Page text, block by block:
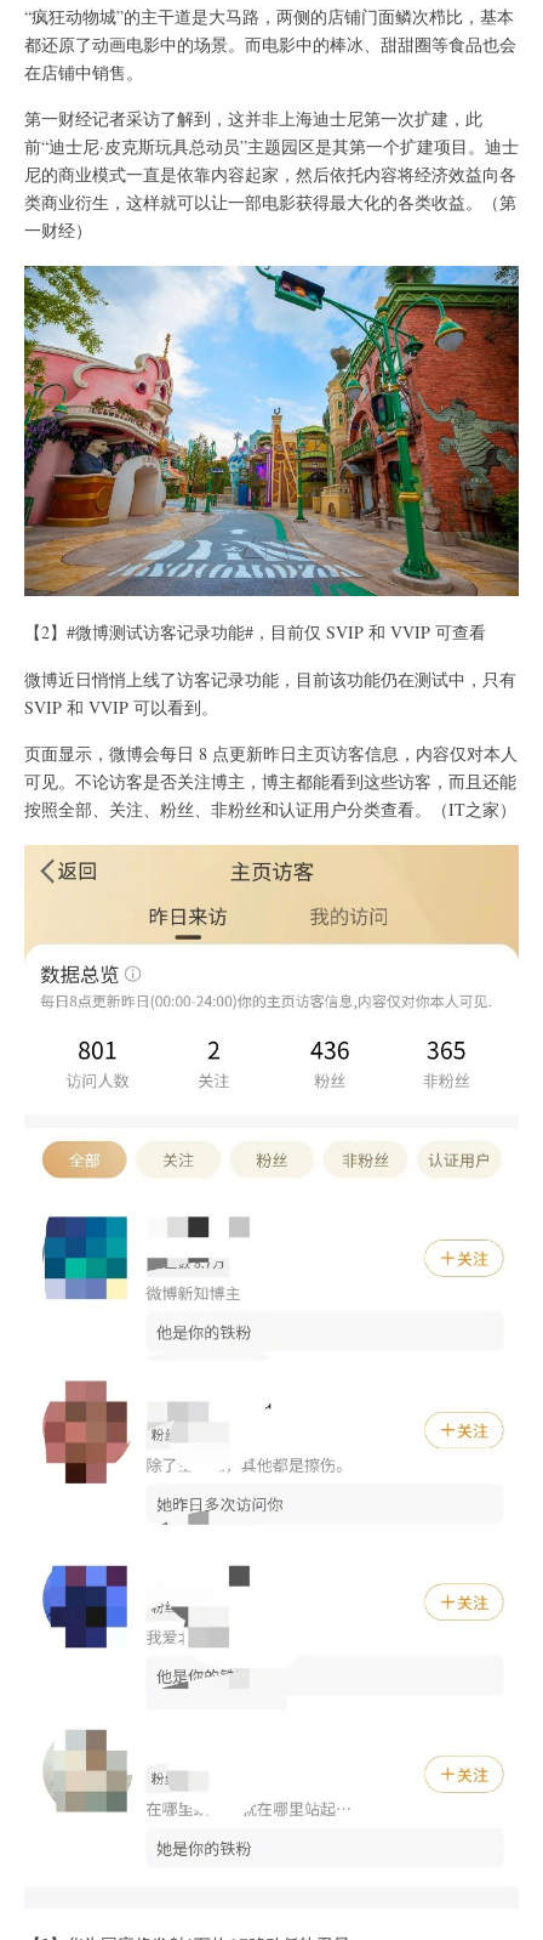
“疯狂动物城”的主干道是大马路，两侧的店铺门面鳞次栉比，基本
都还原了动画电影中的场景。而电影中的棒冰、甜甜圈等食品也会
在店铺中销售。
第一财经记者采访了解到，这并非上海迪士尼第一次扩建，此
前“迪士尼·皮克斯玩具总动员”主题园区是其第一个扩建项目。迪士
尼的商业模式一直是依靠内容起家，然后依托内容将经济效益向各
类商业衍生，这样就可以让一部电影获得最大化的各类收益。（第
一财经）
【2】#微博测试访客记录功能#，目前仅 SVIP 和 VVIP 可查看
微博近日悄悄上线了访客记录功能，目前该功能仍在测试中，只有
SVIP 和 VVIP 可以看到。
页面显示，微博会每日 8 点更新昨日主页访客信息，内容仅对本人
可见。不论访客是否关注博主，博主都能看到这些访客，而且还能
按照全部、关注、粉丝、非粉丝和认证用户分类查看。（IT之家）